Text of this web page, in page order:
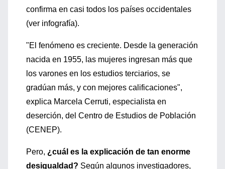
confirma en casi todos los países occidentales
(ver infografía).
"El fenómeno es creciente. Desde la generación
nacida en 1955, las mujeres ingresan más que
los varones en los estudios terciarios, se
gradúan más, y con mejores calificaciones",
explica Marcela Cerruti, especialista en
deserción, del Centro de Estudios de Población
(CENEP).
Pero, ¿cuál es la explicación de tan enorme
desigualdad? Según algunos investigadores,